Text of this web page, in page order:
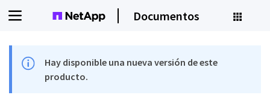
Documentos
Hay disponible una nueva versión de este
producto.